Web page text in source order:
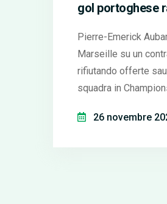
gol portoghese
Pierre-Emerick
Marseille su un
rifiutando offerte
squadra in
francese.
26 novembre